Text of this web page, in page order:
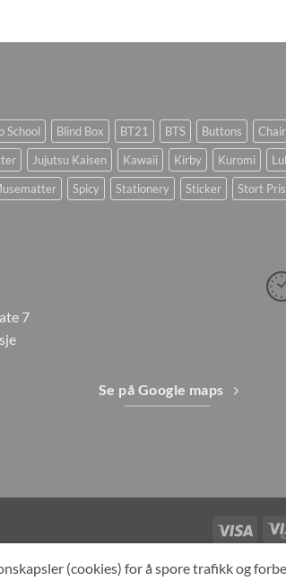
School Blind Box BT21 BTS Buttons
Jujutsu Kaisen Kawaii Kirby Kuromi
Spicy Stationery Sticker Stort
7
Se på Google maps
Visa
(cookies) for å spore trafikk og